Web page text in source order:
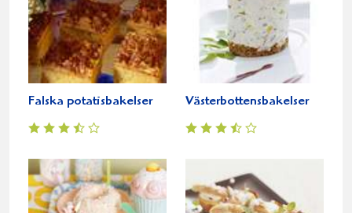
Falska potatisbakelser Västerbottensbakelser